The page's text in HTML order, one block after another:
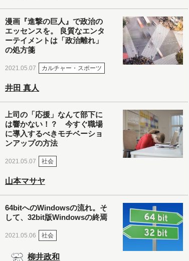
漫画『進撃の巨人』で政治の
エッセンスを。 良質なエンタ
ーテイメントは「政治離れ」
の処方箋
2021.05.07 カルチャー・スポーツ
井田 真人
上司の「応援」なんて部下に
は響かない！？ 今すぐ職場
に導入するべきモチベーショ
ンアップの方法
2021.05.07 社会
山本マサヤ
64bitへのWindowsの流れ。そ
して、32bit版Windowsの終焉
2021.05.06 社会
柳井政和